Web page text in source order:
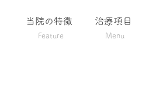
当院の特徴
Feature
治療項目
Menu